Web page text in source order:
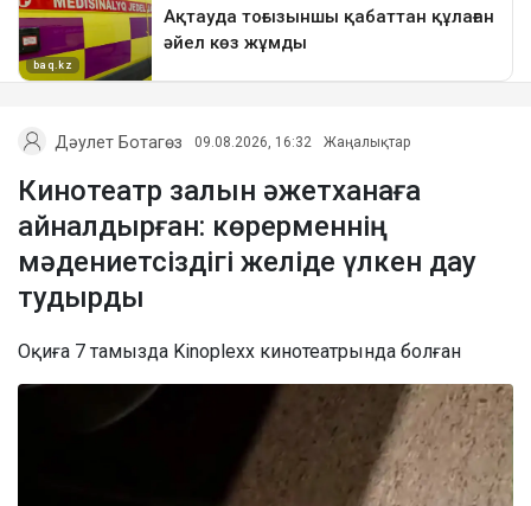
Дәулет Ботагөз 09.08.2026, 16:32 Жаңалықтар
Кинотеатр залын әжетханаға
айналдырған: көрерменнің
мәдениетсіздігі желіде үлкен дау
тудырды
Оқиға 7 тамызда Kinoplexx кинотеатрында болған